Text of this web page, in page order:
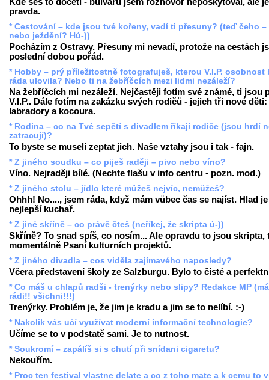
Kde ses to dočetl - bulváru jsem rozhovor neposkytoval, ale
pravda.
* Cestování – kde jsou tvé kořeny, vadí ti přesuny? (teď čeho –
nebo ježdění? Hú-))
Pocházím z Ostravy. Přesuny mi nevadí, protože na cestách
poslední dobou pořád.
* Hobby – prý příležitostně fotografuješ, kterou V.I.P. osobnost
ráda ulovila? Nebo ti na žebříčcích mezi lidmi nezáleží?
Na žebříčcích mi nezáleží. Nejčastěji fotím své známé, ti jsou
V.I.P.. Dále fotím na zakázku svých rodičů - jejich tři nové děti:
labradory a kocoura.
* Rodina – co na Tvé sepětí s divadlem říkají rodiče (jsou hrdí
zatracují)?
To byste se museli zeptat jich. Naše vztahy jsou i tak - fajn.
* Z jiného soudku – co piješ raději – pivo nebo víno?
Víno. Nejraději bílé. (Nechte flašu v info centru - pozn. mod.)
* Z jiného stolu – jídlo které můžeš nejvíc, nemůžeš?
Ohhh! No...., jsem ráda, když mám vůbec čas se najíst. Hlad je
nejlepší kuchař.
* Z jiné skříně – co právě čteš (neříkej, že skripta ú-))
Skříně? To snad spíš, co nosím... Ale opravdu to jsou skripta,
momentálně Psaní kulturních projektů.
* Z jiného divadla – cos viděla zajímavého naposledy?
Včera představení školy ze Salzburgu. Bylo to čisté a
* Co máš u chlapů radši - trenýrky nebo slipy? Redakce MP
rádi!! všichni!!!)
Trenýrky. Problém je, že jim je kradu a jim se to nelíbí. :-)
* Nakolik vás učí využívat moderní informační technologie?
Učíme se to v podstatě sami. Je to nutnost.
* Soukromí – zapálíš si s chutí při snídani cigaretu?
Nekouřím.
* Proc ten festival vlastne delate a co z toho mate a k cemu to